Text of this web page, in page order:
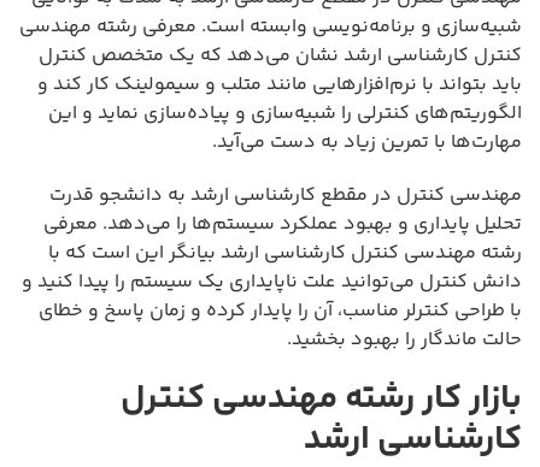
شبیه‌سازی و برنامه‌نویسی وابسته است. معرفی رشته مهندسی
کنترل کارشناسی ارشد نشان می‌دهد که یک متخصص کنترل
باید بتواند با نرم‌افزارهایی مانند متلب و سیمولینک کار کند و
الگوریتم‌های کنترلی را شبیه‌سازی و پیاده‌سازی نماید و این
مهارت‌ها با تمرین زیاد به دست می‌آید.
مهندسی کنترل در مقطع کارشناسی ارشد به دانشجو قدرت
تحلیل پایداری و بهبود عملکرد سیستم‌ها را می‌دهد. معرفی
رشته مهندسی کنترل کارشناسی ارشد بیانگر این است که با
دانش کنترل می‌توانید علت ناپایداری یک سیستم را پیدا کنید و
با طراحی کنترلر مناسب، آن را پایدار کرده و زمان پاسخ و خطای
حالت ماندگار را بهبود بخشید.
بازار کار رشته مهندسی کنترل
کارشناسی ارشد